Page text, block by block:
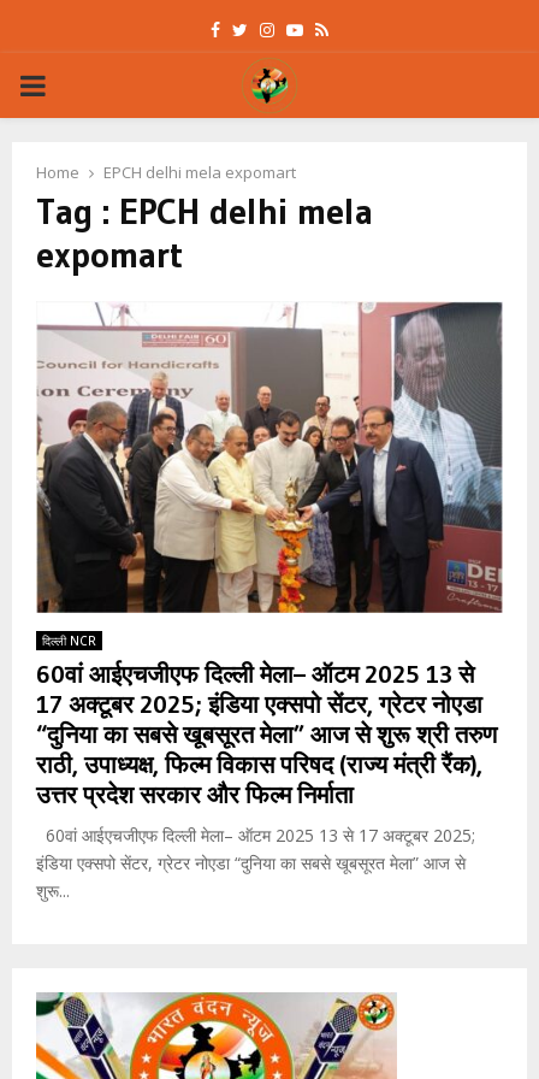
Facebook
Twitter
Instagram
Youtube
Rss
PRIMARY
Home EPCH delhi mela expomart
Tag : EPCH delhi mela
expomart
दिल्ली NCR
60वां आईएचजीएफ दिल्ली मेला– ऑटम 2025 13 से
17 अक्टूबर 2025; इंडिया एक्सपो सेंटर, ग्रेटर नोएडा
“दुनिया का सबसे खूबसूरत मेला” आज से शुरू श्री तरुण
राठी, उपाध्यक्ष, फिल्म विकास परिषद (राज्य मंत्री रैंक),
उत्तर प्रदेश सरकार और फिल्म निर्माता
60वां आईएचजीएफ दिल्ली मेला– ऑटम 2025 13 से 17 अक्टूबर 2025;
इंडिया एक्सपो सेंटर, ग्रेटर नोएडा “दुनिया का सबसे खूबसूरत मेला” आज से
शुरू...